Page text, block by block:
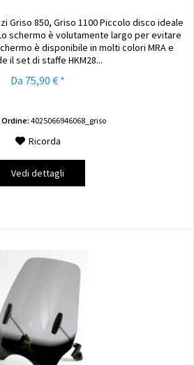
Griso 850, Griso 1100 Piccolo disco ideale
schermo è volutamente largo per evitare
è disponibile in molti colori MRA e
il set di staffe HKM28...
Da 75,90 € *
Ordine:4025066946068_griso
Ricorda
Vedi dettagli